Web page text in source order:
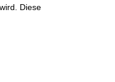
Diese